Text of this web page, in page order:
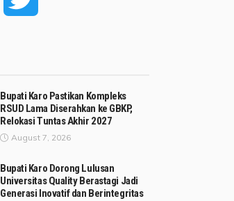
Bupati Karo Pastikan Kompleks
RSUD Lama Diserahkan ke GBKP,
Relokasi Tuntas Akhir 2027
August 7, 2026
Bupati Karo Dorong Lulusan
Universitas Quality Berastagi Jadi
Generasi Inovatif dan Berintegritas